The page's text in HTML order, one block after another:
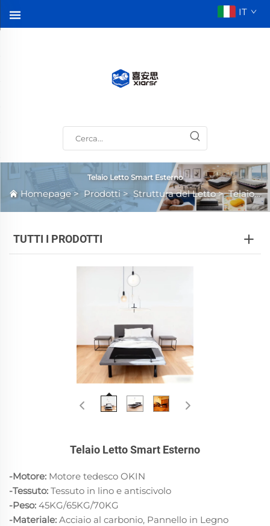
IT
Telaio Letto Smart Esterno
Homepage> Prodotti > Struttura del Letto>Telaio Letto Smart Esterno
TUTTI I PRODOTTI
Telaio Letto Smart Esterno
-Motore: Motore tedesco OKIN
-Tessuto: Tessuto in lino e antiscivolo
-Peso: 45KG/65KG/70KG
-Materiale: Acciaio al carbonio, Pannello in Legno